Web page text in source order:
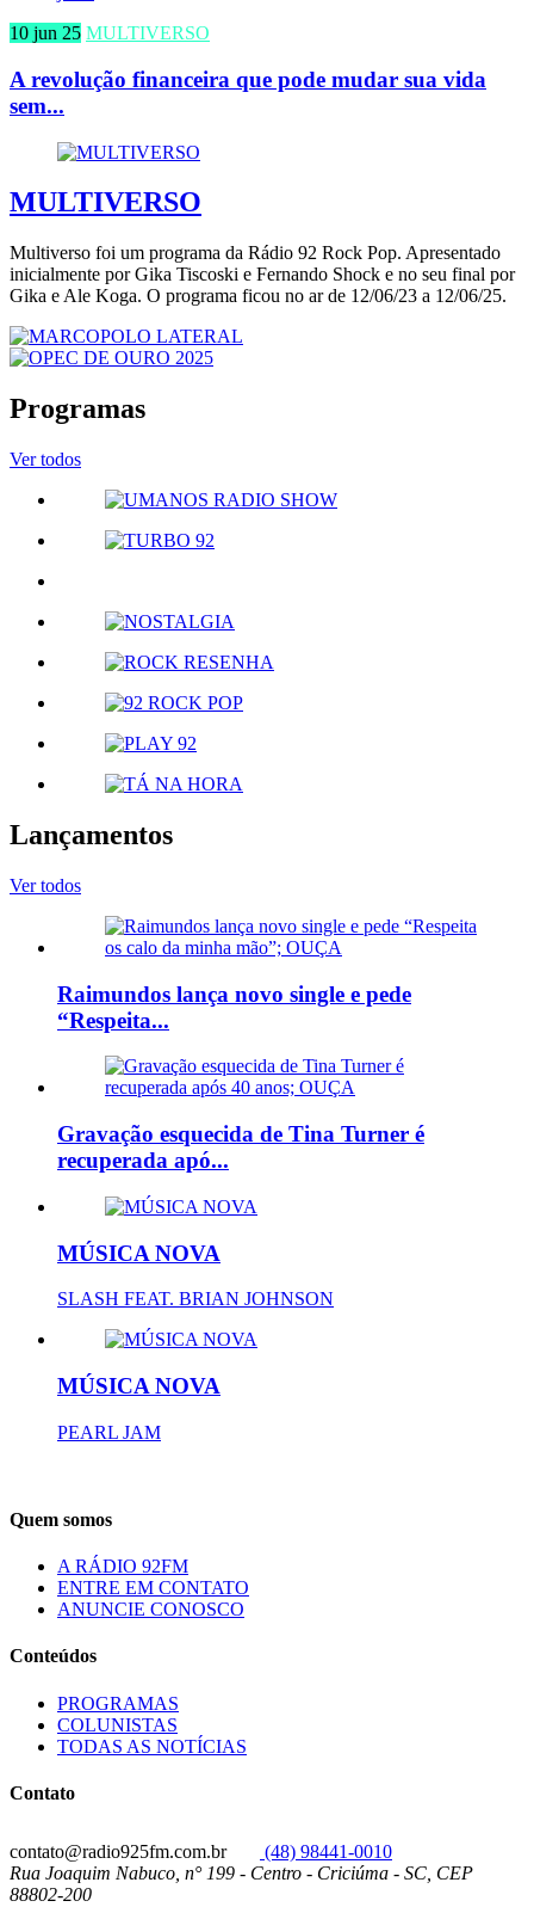
10 jun 25 MULTIVERSO
A revolução financeira que pode mudar sua vida
sem...
MULTIVERSO
Multiverso foi um programa da Rádio 92 Rock Pop. Apresentado
inicialmente por Gika Tiscoski e Fernando Shock e no seu final por
Gika e Ale Koga. O programa ficou no ar de 12/06/23 a 12/06/25.
Programas
Ver todos
Lançamentos
Ver todos
Raimundos lança novo single e pede
“Respeita...
Gravação esquecida de Tina Turner é
recuperada apó...
MÚSICA NOVA
SLASH FEAT. BRIAN JOHNSON
MÚSICA NOVA
PEARL JAM
Quem somos
A RÁDIO 92FM
ENTRE EM CONTATO
ANUNCIE CONOSCO
Conteúdos
PROGRAMAS
COLUNISTAS
TODAS AS NOTÍCIAS
Contato
contato@radio925fm.com.br
(48) 98441-0010
Rua Joaquim Nabuco, n° 199 - Centro - Criciúma - SC, CEP
88802-200